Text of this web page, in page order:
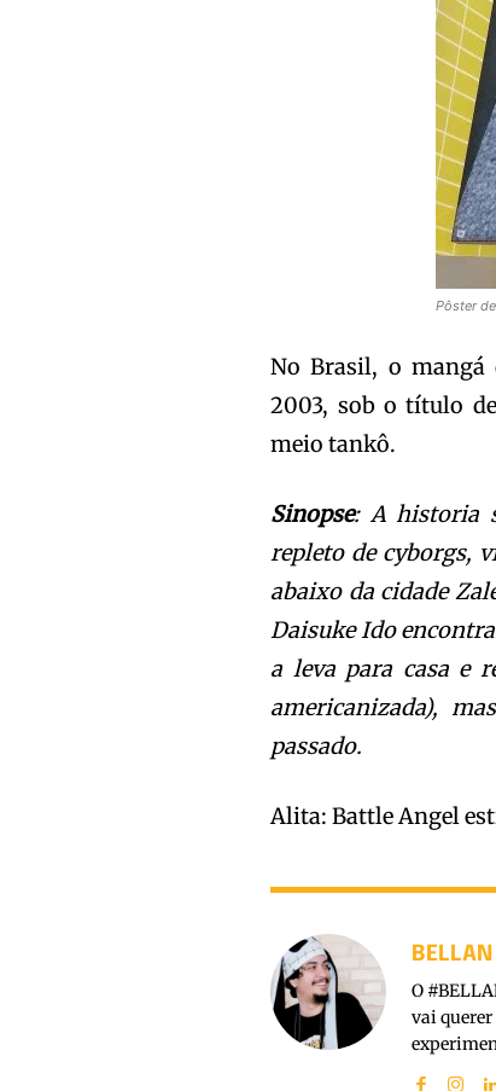
Pôster
No Brasil, o
2003, sob o título
meio tankô.
Sinopse: A historia
repleto de cyborgs,
abaixo da cidade
Daisuke Ido
a leva para casa e
americanizada),
passado.
Alita: Battle Angel
BELLAN
O
vai